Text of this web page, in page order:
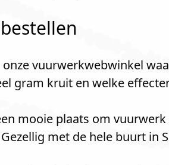
vuurwerkwebwinkel
gram kruit en welke
mooie plaats om
met de hele buurt in